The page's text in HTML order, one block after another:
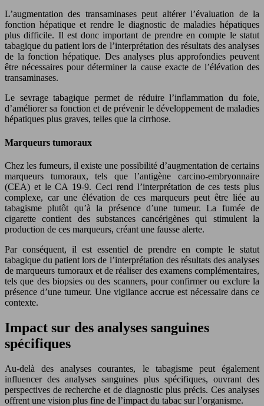
L’augmentation des transaminases peut altérer l’évaluation de la
fonction hépatique et rendre le diagnostic de maladies hépatiques
plus difficile. Il est donc important de prendre en compte le statut
tabagique du patient lors de l’interprétation des résultats des analyses
de la fonction hépatique. Des analyses plus approfondies peuvent
être nécessaires pour déterminer la cause exacte de l’élévation des
transaminases.
Le sevrage tabagique permet de réduire l’inflammation du foie,
d’améliorer sa fonction et de prévenir le développement de maladies
hépatiques plus graves, telles que la cirrhose.
Marqueurs tumoraux
Chez les fumeurs, il existe une possibilité d’augmentation de certains
marqueurs tumoraux, tels que l’antigène carcino-embryonnaire
(CEA) et le CA 19-9. Ceci rend l’interprétation de ces tests plus
complexe, car une élévation de ces marqueurs peut être liée au
tabagisme plutôt qu’à la présence d’une tumeur. La fumée de
cigarette contient des substances cancérigènes qui stimulent la
production de ces marqueurs, créant une fausse alerte.
Par conséquent, il est essentiel de prendre en compte le statut
tabagique du patient lors de l’interprétation des résultats des analyses
de marqueurs tumoraux et de réaliser des examens complémentaires,
tels que des biopsies ou des scanners, pour confirmer ou exclure la
présence d’une tumeur. Une vigilance accrue est nécessaire dans ce
contexte.
Impact sur des analyses sanguines
spécifiques
Au-delà des analyses courantes, le tabagisme peut également
influencer des analyses sanguines plus spécifiques, ouvrant des
perspectives de recherche et de diagnostic plus précis. Ces analyses
offrent une vision plus fine de l’impact du tabac sur l’organisme.